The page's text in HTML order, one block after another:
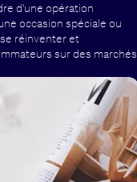
d'une opération
occasion spéciale ou
réinventer et
sur des marchés